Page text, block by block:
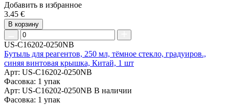
Добавить в избранное
3.45 €
В корзину
US-C16202-0250NB
Бутыль для реагентов, 250 мл, тёмное стекло, градуиров.,
синяя винтовая крышка, Китай, 1 шт
Арт: US-C16202-0250NB
Фасовка: 1 упак
Арт: US-C16202-0250NB В наличии
Фасовка: 1 упак